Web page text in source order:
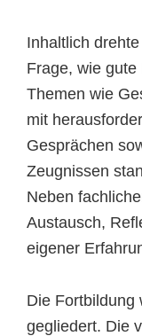
Inhaltlich
Frage, wie
Themen wie
mit
Gesprächen
Zeugnissen
Neben
Austausch,
eigener
Die Fortbildung
gegliedert. Die